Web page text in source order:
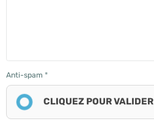
Anti-spam
CLIQUEZ POUR VALIDER